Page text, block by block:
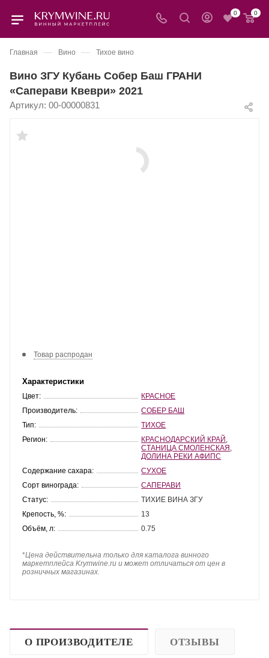
0 0
Главная — Вино — Тихое вино
Вино ЗГУ Кубань Собер Баш ГРАНИ
«Саперави Квеври» 2021
Артикул: 00-00000831
Товар распродан
Характеристики
Цвет:
КРАСНОЕ
Производитель:
СОБЕР БАШ
Тип:
ТИХОЕ
Регион:
КРАСНОДАРСКИЙ КРАЙ
СТАНИЦА СМОЛЕНСКАЯ
ДОЛИНА РЕКИ АФИПС
Содержание сахара:
СУХОЕ
Сорт винограда:
САПЕРАВИ
Статус:
ТИХИЕ ВИНА ЗГУ
Крепость, %:
13
Объём, л:
0.75
*Цена действительна только для каталога винного
маркетплейса Krymwine.ru и может отличаться от цен в
розничных магазинах.
О ПРОИЗВОДИТЕЛЕ ОТЗЫВЫ